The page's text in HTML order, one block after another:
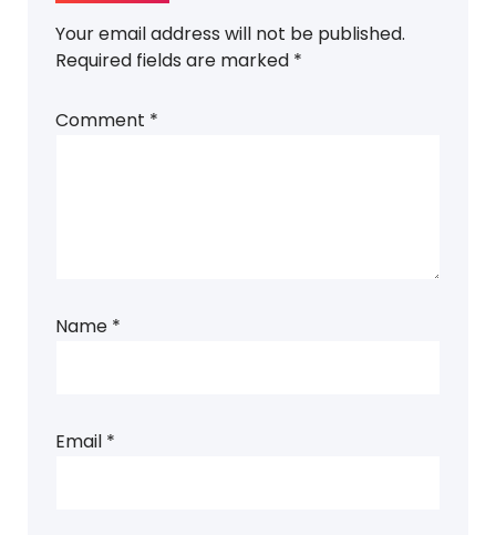
Your email address will not be published.
Required fields are marked *
Comment *
Name *
Email *